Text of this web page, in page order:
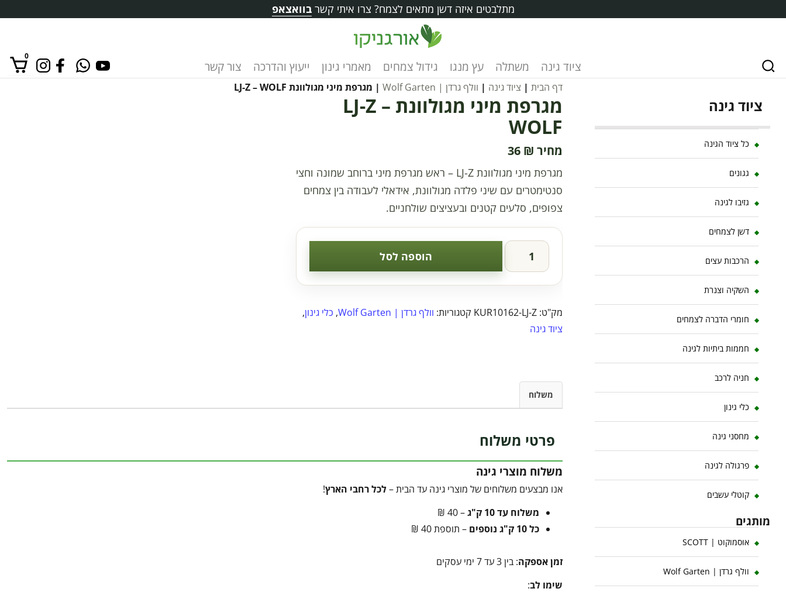
מתלבטים איזה דשן מתאים לצמח? צרו איתי קשרבוואצאפ
ציוד גינה משתלה עץ מנגו גידול צמחים מאמרי גינון ייעוץ והדרכה צור קשר
0
דף הבית| ציוד גינה | וולף גרדן | Wolf Garten | מגרפת מיני מגולוונת LJ-Z – WOLF
מגרפת מיני מגולוונת LJ-Z –
WOLF
36 ₪
מגרפת מיני מגולוונת LJ-Z – ראש מגרפת מיני ברוחב שמונה וחצי
סנטימטרים עם שיני פלדה מגולוונת, אידאלי לעבודה בין צמחים
צפופים, סלעים קטנים ובעציצים שולחניים.
הוספה לסל
מק"ט: KUR10162-LJ-Z קטגוריות: וולף גרדן | Wolf Garten , כלי גינון,
ציוד גינה
משלוח
פרטי משלוח
משלוח מוצרי גינה
אנו מבצעים משלוחים של מוצרי גינה עד הבית –לכל רחבי הארץ!
משלוח עד 10 ק"ג
– 40 ₪
כל 10 ק"ג נוספים
– תוספת 40 ₪
זמן אספקה: בין 3 עד 7 ימי עסקים
שימו לב:
ציוד גינה
כל ציוד הגינה
גגונים
גזיבו לגינה
דשן לצמחים
הרכבות עצים
השקיה וצנרת
חומרי הדברה לצמחים
חממות ביתיות לגינה
חניה לרכב
כלי גינון
מחסני גינה
פרגולה לגינה
קוטלי עשבים
מותגים
אוסמוקוט | SCOTT
וולף גרדן | Wolf Garten